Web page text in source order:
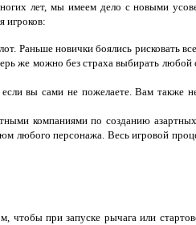
лет, мы имеем дело с новыми
игроков:
Раньше новички боялись рисковать
же можно без страха выбирать любой
вы сами не пожелаете. Вам также
компаниями по созданию
любого персонажа. Весь игровой
чтобы при запуске рычага или